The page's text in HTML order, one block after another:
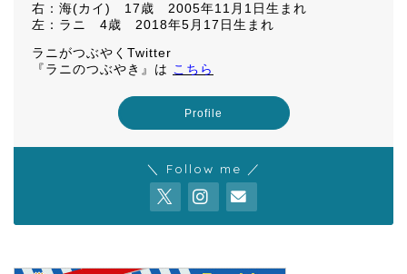
右：海(カイ) 17歳 2005年11月1日生まれ
左：ラニ 4歳 2018年5月17日生まれ
ラニがつぶやくTwitter
『ラニのつぶやき』は こちら
Profile
＼ Follow me ／